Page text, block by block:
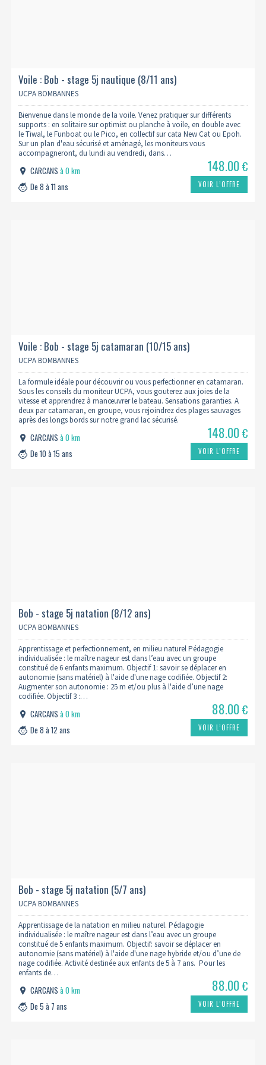
Voile : Bob - stage 5j nautique (8/11 ans)
UCPA BOMBANNES
Bienvenue dans le monde de la voile. Venez pratiquer sur différents
supports : en solitaire sur optimist ou planche à voile, en double avec
le Tiwal, le Funboat ou le Pico, en collectif sur cata New Cat ou Epoh.
Sur un plan d'eau sécurisé et aménagé, les moniteurs vous
accompagneront, du lundi au vendredi, dans…
CARCANSà 0 km
De 8 à 11 ans
148.00€
VOIR L’OFFRE
Voile : Bob - stage 5j catamaran (10/15 ans)
UCPA BOMBANNES
La formule idéale pour découvrir ou vous perfectionner en catamaran.
Sous les conseils du moniteur UCPA, vous gouterez aux joies de la
vitesse et apprendrez à manœuvrer le bateau. Sensations garanties. A
deux par catamaran, en groupe, vous rejoindrez des plages sauvages
après des longs bords sur notre grand lac sécurisé.
CARCANSà 0 km
De 10 à 15 ans
148.00€
VOIR L’OFFRE
Bob - stage 5j natation (8/12 ans)
UCPA BOMBANNES
Apprentissage et perfectionnement, en milieu naturel Pédagogie
individualisée : le maître nageur est dans l’eau avec un groupe
constitué de 6 enfants maximum. Objectif 1: savoir se déplacer en
autonomie (sans matériel) à l'aide d'une nage codifiée. Objectif 2:
Augmenter son autonomie : 25 m et/ou plus à l'aide d’une nage
codifiée. Objectif 3 :…
CARCANSà 0 km
De 8 à 12 ans
88.00€
VOIR L’OFFRE
Bob - stage 5j natation (5/7 ans)
UCPA BOMBANNES
Apprentissage de la natation en milieu naturel. Pédagogie
individualisée : le maître nageur est dans l’eau avec un groupe
constitué de 5 enfants maximum. Objectif: savoir se déplacer en
autonomie (sans matériel) à l'aide d'une nage hybride et/ou d’une de
nage codifiée. Activité destinée aux enfants de 5 à 7 ans. Pour les
enfants de…
CARCANSà 0 km
De 5 à 7 ans
88.00€
VOIR L’OFFRE